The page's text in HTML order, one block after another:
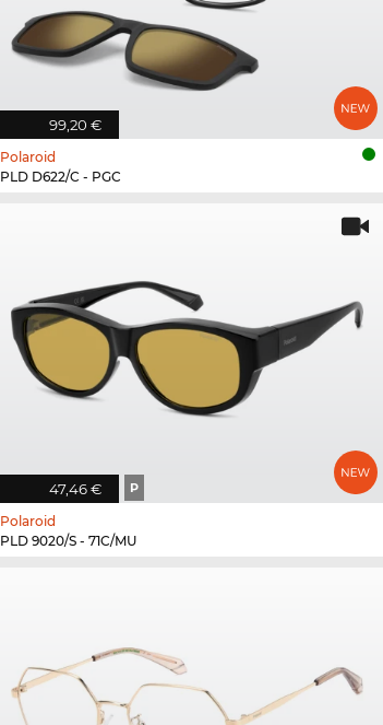
99,20 €
Polaroid
PLD D622/C - PGC
47,46 € P
Polaroid
PLD 9020/S - 71C/MU